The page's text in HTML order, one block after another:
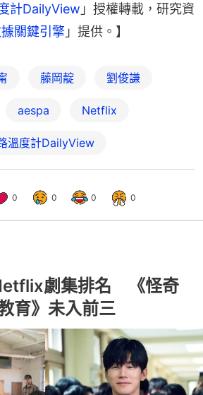
計DailyView 」授權轉載，研究資
關鍵引擎 」提供。】
藤岡靛 劉俊謙
aespa Netflix
溫度計DailyView
0 0 0 0
劇集排名 《怪奇
育》未入前三